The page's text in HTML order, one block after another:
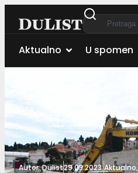
Aktualno U spomen
Autor:Dulist29.03.2023.Aktualno